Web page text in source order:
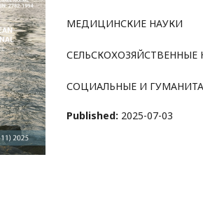
МЕДИЦИНСКИЕ НАУКИ
СЕЛЬСКОХОЗЯЙСТВЕННЫЕ
СОЦИАЛЬНЫЕ И
Published: 2025-07-03